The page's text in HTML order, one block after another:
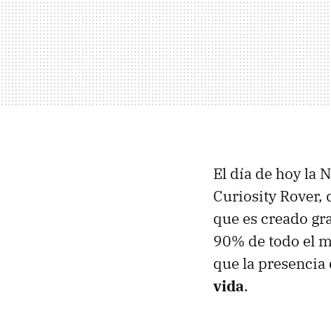
El día de hoy la
Curiosity Rover,
que es creado
90% de todo el
que la presencia
vida.